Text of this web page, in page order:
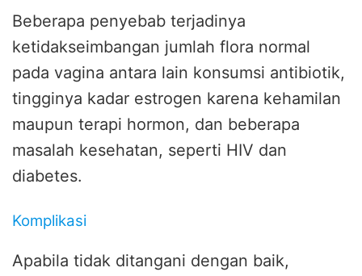
Beberapa penyebab terjadinya
ketidakseimbangan jumlah flora normal
pada vagina antara lain konsumsi antibiotik,
tingginya kadar estrogen karena kehamilan
maupun terapi hormon, dan beberapa
masalah kesehatan, seperti HIV dan
diabetes.
Komplikasi
Apabila tidak ditangani dengan baik,